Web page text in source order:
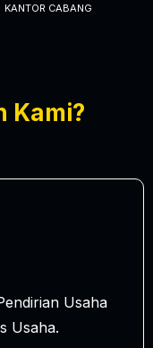
KANTOR CABANG
Kami?
Usaha
Usaha.